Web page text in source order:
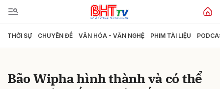
THỜI SỰ CHUYÊN ĐỀ VĂN HÓA - VĂN NGHỆ PHIM TÀI LIỆU
Bão Wipha hình thành và có thể
Gửi bình luận